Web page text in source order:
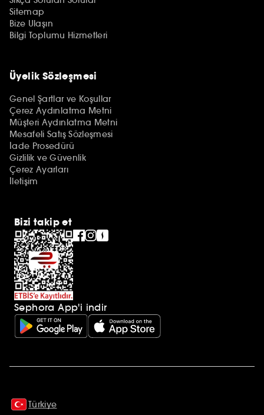
Sitemap
Bize Ulaşın
Bilgi Toplumu Hizmetleri
Üyelik Sözleşmesi
Genel Şartlar ve Koşullar
Çerez Aydınlatma Metni
Müşteri Aydınlatma Metni
Mesafeli Satış Sözleşmesi
İade Prosedürü
Gizlilik ve Güvenlik
Çerez Ayarları
İletişim
Bizi takip et
Sephora App'i indir
Türkiye